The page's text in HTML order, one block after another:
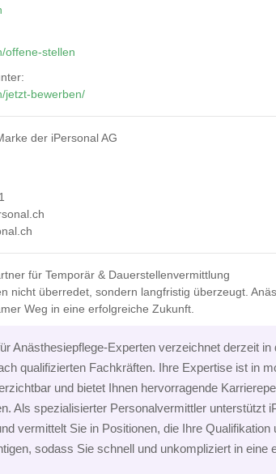
offene-stellen
jetzt-bewerben/
der iPersonal AG
für Temporär & Dauerstellenvermittlung
nicht überredet, sondern langfristig überzeugt.
Weg in eine erfolgreiche Zukunft.
Anästhesiepflege-Experten verzeichnet derzeit in
qualifizierten Fachkräften. Ihre Expertise ist in
und bietet Ihnen hervorragende
Als spezialisierter Personalvermittler unterstützt
vermittelt Sie in Positionen, die Ihre Qualifikation
sodass Sie schnell und unkompliziert in eine